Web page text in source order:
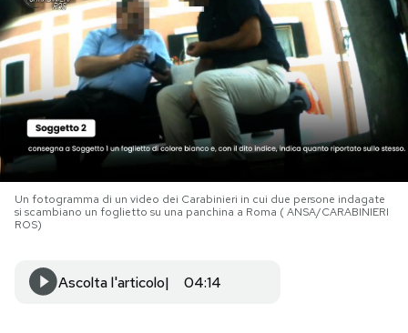
PODCAST
NEWSLETTER
SHOP
CALENDARIO
Un fotogramma di un video dei Carabinieri in cui due persone indagate
si scambiano un foglietto su una panchina a Roma ( ANSA/CARABINIERI
ROS)
Ascolta l'articolo 04:14